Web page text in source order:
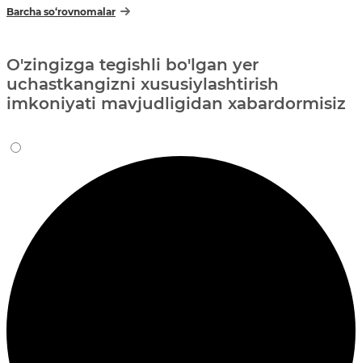
Barcha so‘rovnomalar
O'zingizga tegishli bo'lgan yer
uchastkangizni xususiylashtirish
imkoniyati mavjudligidan xabardormisiz